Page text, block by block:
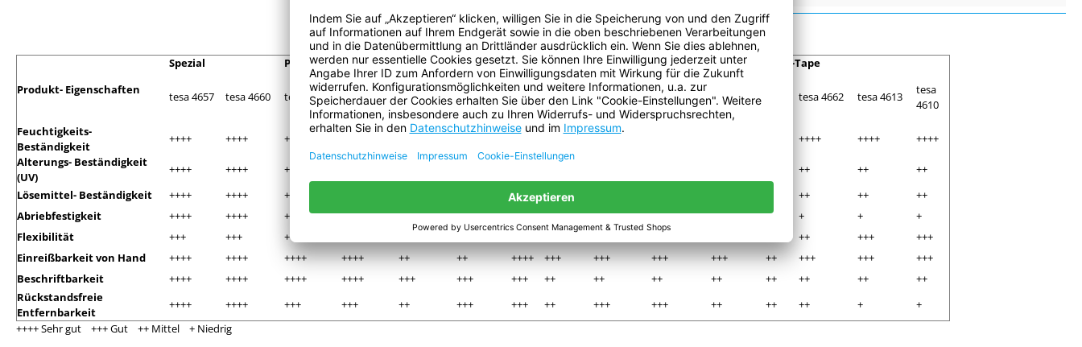
Produkt- Eigenschaften
Spezial Premium Standard Duct-Tape
tesa 4657 tesa 4660 tesa 4651 tesa 4661 tesa 4541 tesa 4549
tesa
4671
tesa
53799
tesa 53949 tesa 53999 tesa 4688 tesa 4662 tesa 4613
tesa
4610
Feuchtigkeits-
Beständigkeit
++++ ++++ ++++ ++ ++ +++ ++++ ++++ ++++ ++++
++++
Alterungs- Beständigkeit
(UV)
++++ ++++ +++ ++ ++
++
Lösemittel- Beständigkeit
++++ ++++ ++++ +++ +++ ++ ++
++
Abriebfestigkeit
++++ ++++ ++++ ++++ +++ +++ +++ ++ ++ ++ ++ ++ + +
+
Flexibilität
+++ +++ +++ ++++ ++ ++ +++
+++
Einreißbarkeit von Hand
++++ ++++ ++++ ++++ ++ ++ ++++ +++ +++ +++ +++ ++ +++ +++
+++
Beschriftbarkeit
++++ ++++ ++++ ++++ +++ +++ +++ ++ ++ ++ ++ ++ ++ ++
++
Rückstandsfreie
Entfernbarkeit
++++ ++++ +++ +++ ++ +++ +++ ++ +++ +++ ++ ++ ++ +
+
++++ Sehr gut +++ Gut ++ Mittel + Niedrig